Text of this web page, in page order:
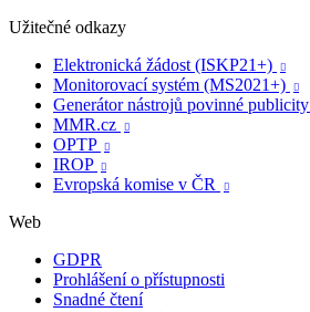
Užitečné odkazy
Elektronická žádost (ISKP21+)

Monitorovací systém (MS2021+) 
Generátor nástrojů povinné publicity
MMR.cz 
OPTP 
IROP 
Evropská komise v ČR 
Web
GDPR
Prohlášení o přístupnosti
Snadné čtení